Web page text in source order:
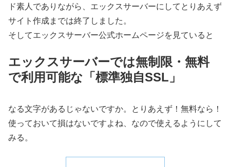
ド素人でありながら、エックスサーバーにしてとりあえず
サイト作成までは終了しました。
そしてエックスサーバー公式ホームページを見ていると
エックスサーバーでは無制限・無料
で利用可能な「標準独自SSL」
なる文字があるじゃないですか。とりあえず！無料なら！
使っておいて損はないですよね、なので使えるようにして
みる。